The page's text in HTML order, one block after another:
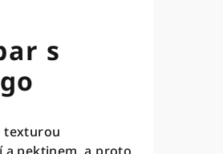
s
texturou